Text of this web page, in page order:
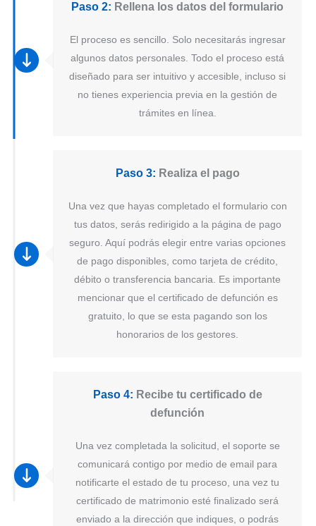
Paso 2: Rellena los datos del formulario
El proceso es sencillo. Solo necesitarás ingresar
algunos datos personales. Todo el proceso está
diseñado para ser intuitivo y accesible, incluso si
no tienes experiencia previa en la gestión de
trámites en línea.
Paso 3: Realiza el pago
Una vez que hayas completado el formulario con
tus datos, serás redirigido a la página de pago
seguro. Aquí podrás elegir entre varias opciones
de pago disponibles, como tarjeta de crédito,
débito o transferencia bancaria. Es importante
mencionar que el certificado de defunción es
gratuito, lo que se esta pagando son los
honorarios de los gestores.
Paso 4: Recibe tu certificado de
defunción
Una vez completada la solicitud, el soporte se
comunicará contigo por medio de email para
notificarte el estado de tu proceso, una vez tu
certificado de matrimonio esté finalizado será
enviado a la dirección que indiques, o podrás